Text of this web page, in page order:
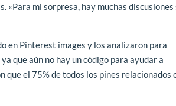
«Para mi sorpresa, hay muchas discusiones
en Pinterest images y los analizaron para
que aún no hay un código para ayudar a
el 75% de todos los pines relacionados